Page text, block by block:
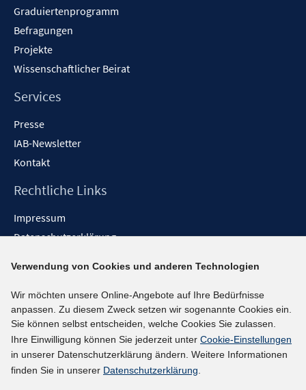
Graduiertenprogramm
Befragungen
Projekte
Wissenschaftlicher Beirat
Services
Presse
IAB-Newsletter
Kontakt
Rechtliche Links
Impressum
Datenschutzerklärung
Barrieren melden
Social-Media-Kanäle
BlueSky
YouTube
LinkedIn
Verwendung von Cookies und anderen Technologien
Wir möchten unsere Online-Angebote auf Ihre Bedürfnisse
anpassen. Zu diesem Zweck setzen wir sogenannte Cookies ein.
Sie können selbst entscheiden, welche Cookies Sie zulassen.
Ihre Einwilligung können Sie jederzeit unter Cookie-Einstellungen
in unserer Datenschutzerklärung ändern. Weitere Informationen
finden Sie in unserer Datenschutzerklärung.